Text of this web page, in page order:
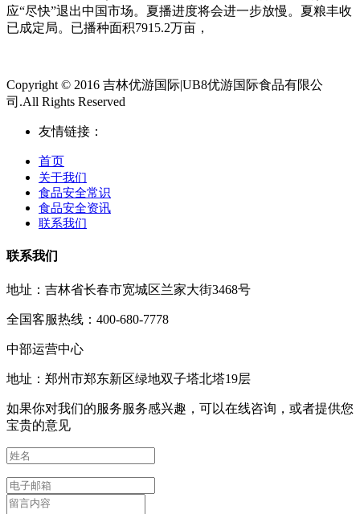
应“尽快”退出中国市场。夏播进度将会进一步放慢。夏粮丰收
已成定局。已播种面积7915.2万亩，
Copyright © 2016 吉林优游国际|UB8优游国际食品有限公
司.All Rights Reserved
友情链接：
首页
关于我们
食品安全常识
食品安全资讯
联系我们
联系我们
地址：吉林省长春市宽城区兰家大街3468号
全国客服热线：400-680-7778
中部运营中心
地址：郑州市郑东新区绿地双子塔北塔19层
如果你对我们的服务服务感兴趣，可以在线咨询，或者提供您
宝贵的意见